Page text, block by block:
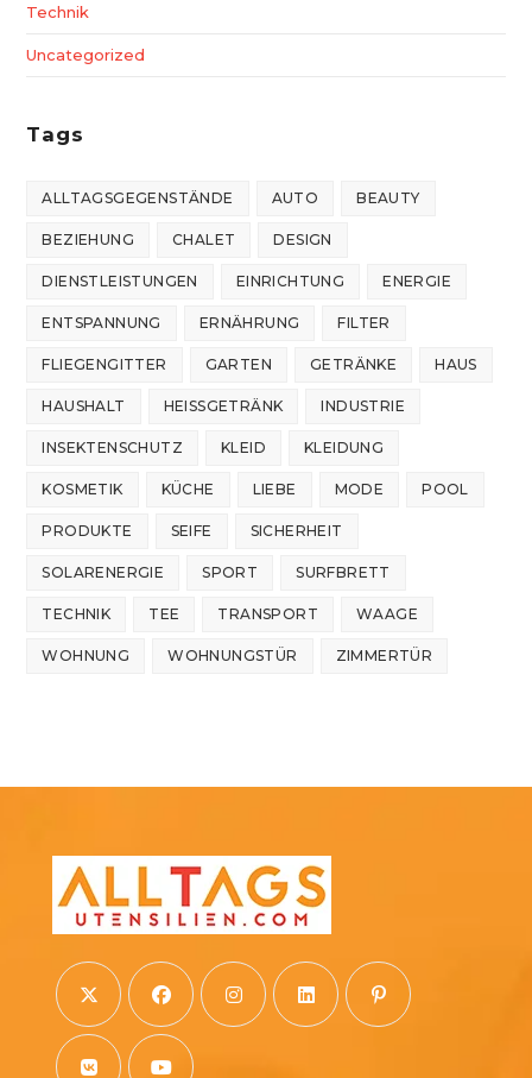
Technik
Uncategorized
Tags
ALLTAGSGEGENSTÄNDE AUTO BEAUTY
BEZIEHUNG CHALET DESIGN
DIENSTLEISTUNGEN EINRICHTUNG ENERGIE
ENTSPANNUNG ERNÄHRUNG FILTER
FLIEGENGITTER GARTEN GETRÄNKE HAUS
HAUSHALT HEISSGETRÄNK INDUSTRIE
INSEKTENSCHUTZ KLEID KLEIDUNG
KOSMETIK KÜCHE LIEBE MODE POOL
PRODUKTE SEIFE SICHERHEIT
SOLARENERGIE SPORT SURFBRETT
TECHNIK TEE TRANSPORT WAAGE
WOHNUNG WOHNUNGSTÜR ZIMMERTÜR
Opens
in
Opens
in